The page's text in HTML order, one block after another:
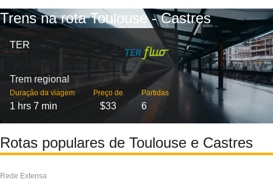
Trens na rota Toulouse - Castres
TER
Trem regional
Duração da viagem
1 hrs 7 min
Preço de
$33
Partidas
6
Rotas populares de Toulouse e Castres
Rede Extensa